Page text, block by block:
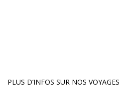
PLUS D’INFOS SUR NOS VOYAGES